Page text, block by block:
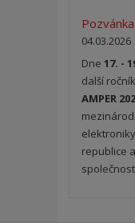
04.03.2026
Dne17. -
další
AMPER
republice